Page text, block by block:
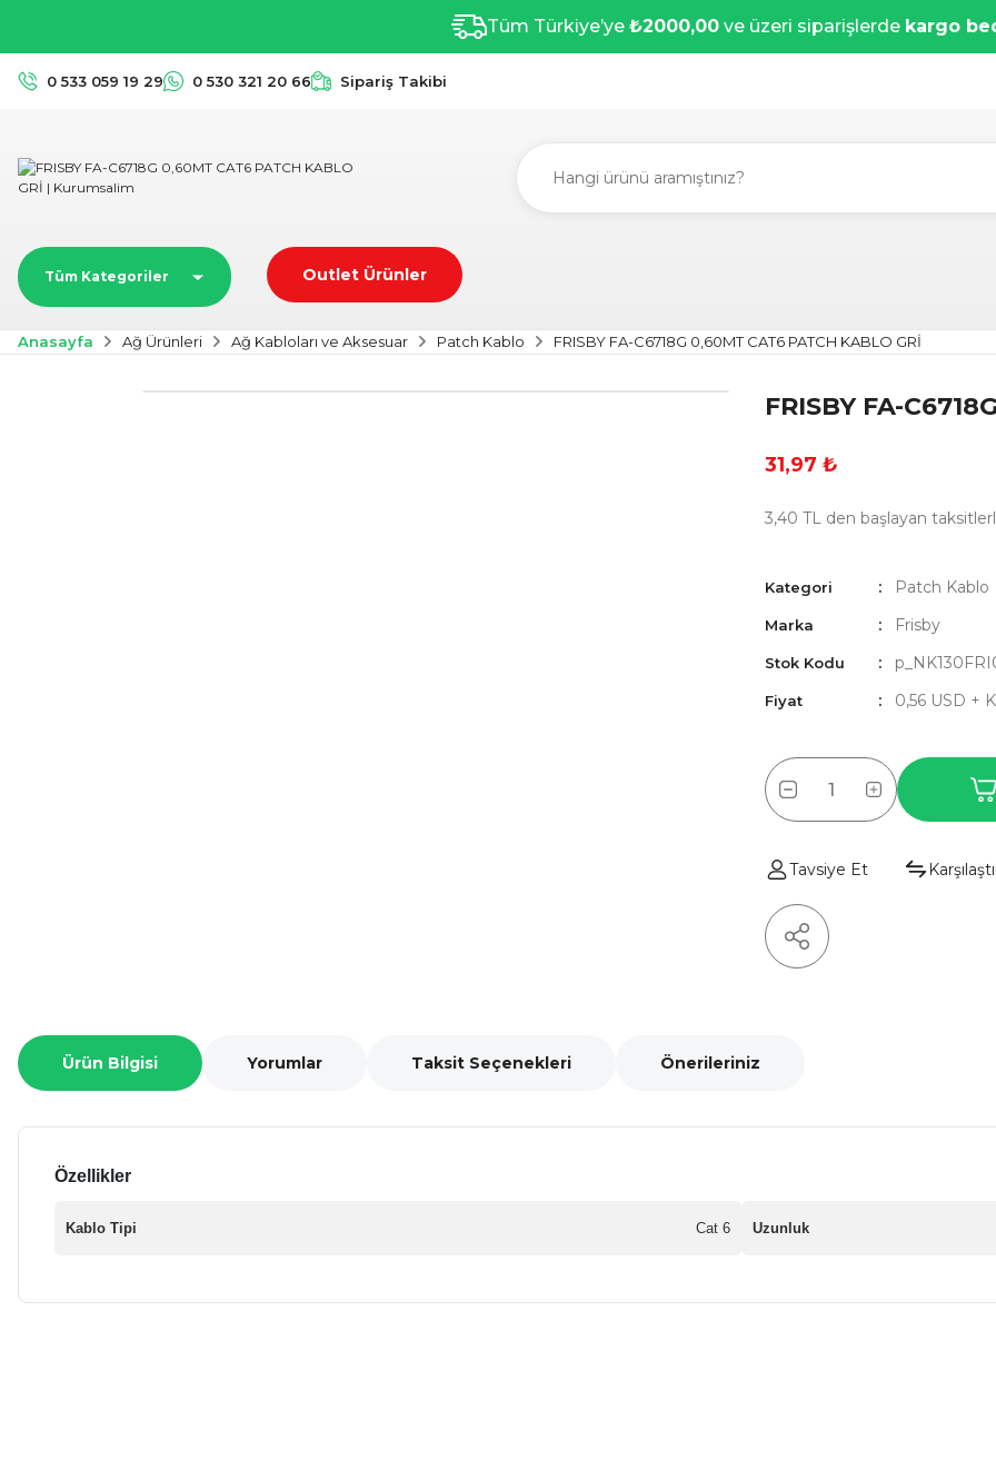
Tüm Türkiye’ye ₺2000,00 ve üzeri siparişlerde kargo
0 533 059 19 29 0 530 321 20 66 Sipariş Takibi
Tüm Kategoriler Outlet Ürünler
Anasayfa Ağ Ürünleri Ağ Kabloları ve Aksesuar Patch Kablo FRISBY FA-C6718G 0,60MT CAT6 PATCH KABLO GRİ
FRISBY FA-
31,97 ₺
3,40 TL den başlayan
Kategori Patch Kablo
Marka Frisby
Stok Kodu
Fiyat 0,56 USD +
Tavsiye Et
Ürün Bilgisi Yorumlar Taksit Seçenekleri Önerileriniz
Özellikler
Kablo Tipi Cat 6 Uzunluk